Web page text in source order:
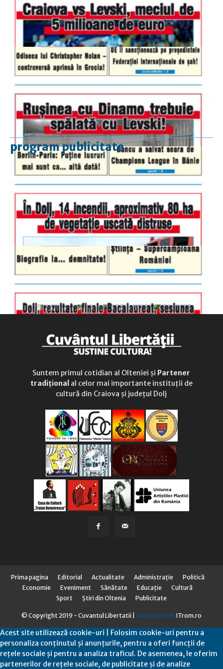
program publicitate
luni-vineri
9.00 - 17.00
duminică
9.00 - 12.00
Suntem primul cotidian al Olteniei și Partener
tradițional al celor mai importante instituții de
cultură din Craiova și județul Dolj
Prima pagina Editorial Actualitate Administraţie
Politică
Economie
Eveniment Sănătate Educaţie
Cultură
Sport
Știri din Oltenia Publicitate
© Copyright 2019 - Cuvantul Libertatii | Gazduire Web ITrom.ro
Acest site utilizează cookie-uri | Folosim cookie-uri pentru a
personaliza conținutul și anunțurile, pentru a oferi funcții de
rețele sociale și pentru a analiza traficul. De asemenea, le oferim
partenerilor de rețele sociale, de publicitate și de analize